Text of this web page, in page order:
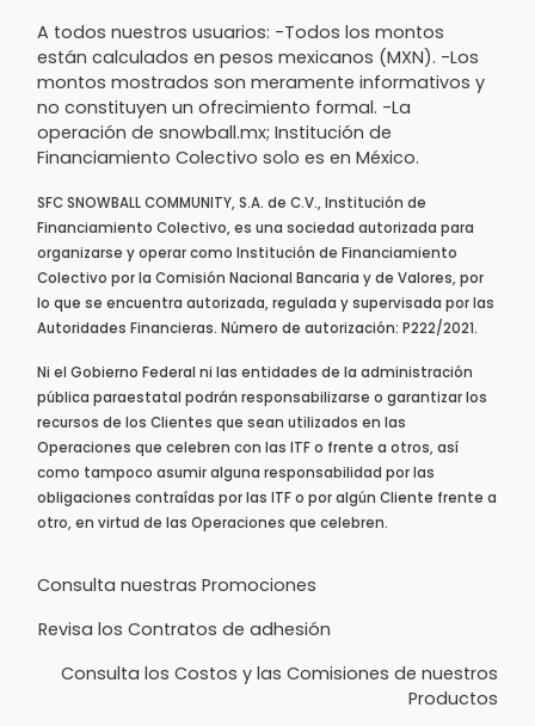
A todos nuestros usuarios: -Todos los montos
están calculados en pesos mexicanos (MXN). -Los
montos mostrados son meramente informativos y
no constituyen un ofrecimiento formal. -La
operación de snowball.mx; Institución de
Financiamiento Colectivo solo es en México.
SFC SNOWBALL COMMUNITY, S.A. de C.V., Institución de
Financiamiento Colectivo, es una sociedad autorizada para
organizarse y operar como Institución de Financiamiento
Colectivo por la Comisión Nacional Bancaria y de Valores, por
lo que se encuentra autorizada, regulada y supervisada por las
Autoridades Financieras. Número de autorización: P222/2021.
Ni el Gobierno Federal ni las entidades de la administración
pública paraestatal podrán responsabilizarse o garantizar los
recursos de los Clientes que sean utilizados en las
Operaciones que celebren con las ITF o frente a otros, así
como tampoco asumir alguna responsabilidad por las
obligaciones contraídas por las ITF o por algún Cliente frente a
otro, en virtud de las Operaciones que celebren.
Consulta nuestras Promociones
Revisa los Contratos de adhesión
Consulta los Costos y las Comisiones de nuestros
Productos